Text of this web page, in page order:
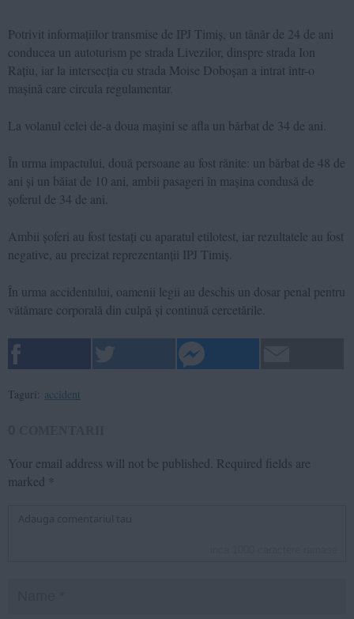
Potrivit informațiilor transmise de IPJ Timiș, un tânăr de 24 de ani
conducea un autoturism pe strada Livezilor, dinspre strada Ion
Rațiu, iar la intersecția cu strada Moise Doboșan a intrat într-o
mașină care circula regulamentar.
La volanul celei de-a doua mașini se afla un bărbat de 34 de ani.
În urma impactului, două persoane au fost rănite: un bărbat de 48 de
ani și un băiat de 10 ani, ambii pasageri în mașina condusă de
șoferul de 34 de ani.
Ambii șoferi au fost testați cu aparatul etilotest, iar rezultatele au fost
negative, au precizat reprezentanții IPJ Timiș.
În urma accidentului, oamenii legii au deschis un dosar penal pentru
vătămare corporală din culpă și continuă cercetările.
Taguri: accident
Your email address will not be published. Required fields are
marked *